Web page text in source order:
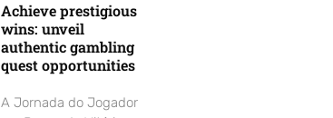
Achieve prestigious
wins: unveil
authentic gambling
quest opportunities
A Jornada do Jogador